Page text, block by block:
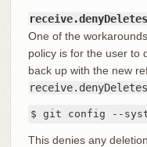
receive.denyDeletes
One of the
policy is for the user to
back up with the new
receive.denyDeletes
$ git config --
This denies any